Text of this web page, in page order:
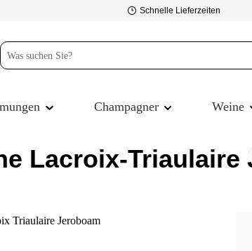
Schnelle Lieferzeiten
Champagner Weine
Lacroix-Triaulaire